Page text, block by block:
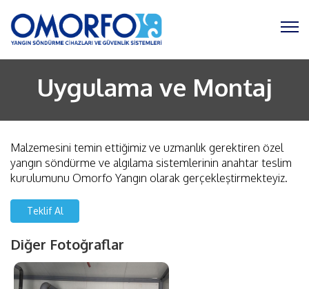
Uygulama ve Montaj
Malzemesini temin ettiğimiz ve uzmanlık gerektiren özel
yangın söndürme ve algılama sistemlerinin anahtar teslim
kurulumunu Omorfo Yangın olarak gerçekleştirmekteyiz.
Teklif Al
Diğer Fotoğraflar